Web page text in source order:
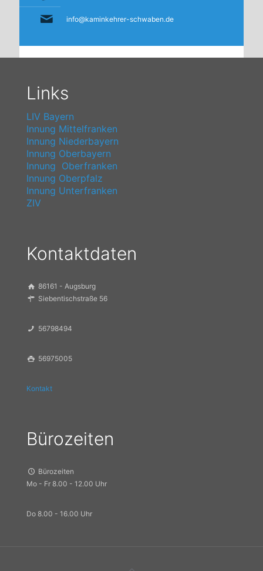
info@kaminkehrer-schwaben.de
Links
LIV Bayern
Innung Mittelfranken
Innung Niederbayern
Innung Oberbayern
Innung Oberfranken
Innung Oberpfalz
Innung Unterfranken
ZIV
Kontaktdaten
86161 - Augsburg
Siebentischstraße 56
56798494
56975005
Kontakt
Bürozeiten
Bürozeiten
Mo - Fr 8.00 - 12.00 Uhr
Do 8.00 - 16.00 Uhr